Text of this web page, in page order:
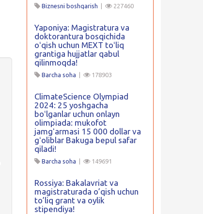
Biznesni boshqarish 227460
Yaponiya: Magistratura va
doktorantura bosqichida
oʻqish uchun MEXT toʻliq
grantiga hujjatlar qabul
qilinmoqda!
Barcha soha 178903
ClimateScience Olympiad
2024: 25 yoshgacha
boʻlganlar uchun onlayn
olimpiada: mukofot
jamgʻarmasi 15 000 dollar va
gʻoliblar Bakuga bepul safar
qiladi!
Barcha soha 149691
Rossiya: Bakalavriat va
magistraturada o’qish uchun
to’liq grant va oylik
stipendiya!